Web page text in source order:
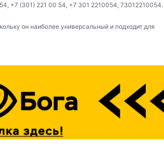
+7 (301) 221 00 54 +7 301 2210054 73012210054.
он наиболее универсальный и подходит для